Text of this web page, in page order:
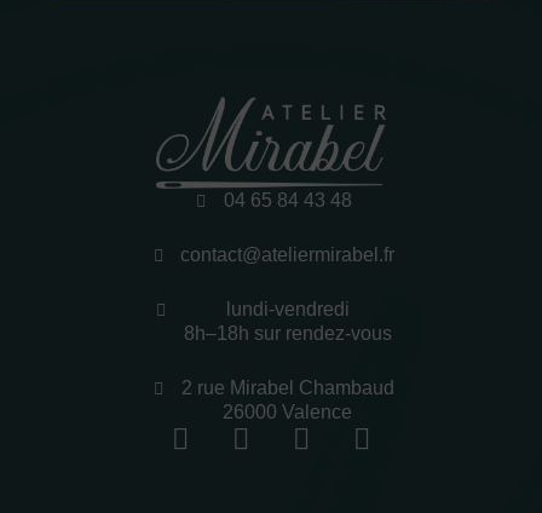
04 65 84 43 48
contact@ateliermirabel.fr
lundi-vendredi
8h–18h sur rendez-vous
2 rue Mirabel Chambaud
26000 Valence